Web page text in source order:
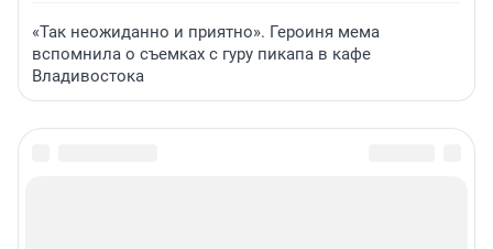
«Так неожиданно и приятно». Героиня мема
вспомнила о съемках с гуру пикапа в кафе
Владивостока